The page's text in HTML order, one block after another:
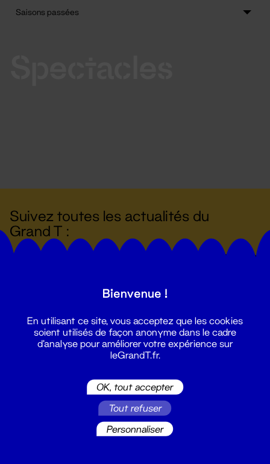
Suivez toutes les actualités du
Grand T :
billetterie@leGrandT.fr
Du lundi au vendredi 14h → 18h
Bienvenue !
En utilisant ce site, vous acceptez que les cookies
soient utilisés de façon anonyme dans le cadre
d'analyse pour améliorer votre expérience sur
leGrandT.fr.
OK, tout accepter
Tout refuser
Personnaliser